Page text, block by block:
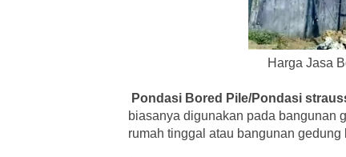
Harga Jasa
Pondasi Bored Pile/Pondasi
biasanya digunakan pada bangunan
rumah tinggal atau bangunan